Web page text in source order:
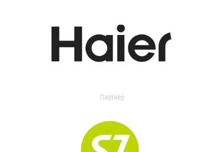
Партнер